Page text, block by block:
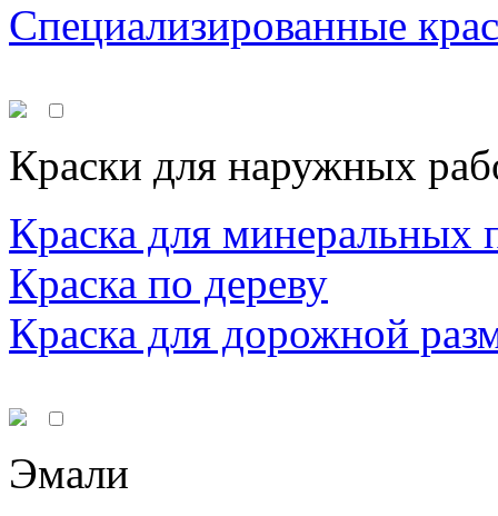
Специализированные
Краски для наружных
Краска для минеральных
Краска по дереву
Краска для дорожной
Эмали